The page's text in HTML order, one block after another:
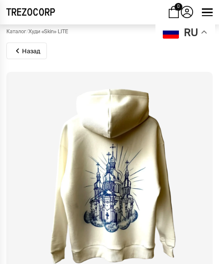
TREZOCORP
0
Каталог/Худи «Skin» LITE
Назад
RU